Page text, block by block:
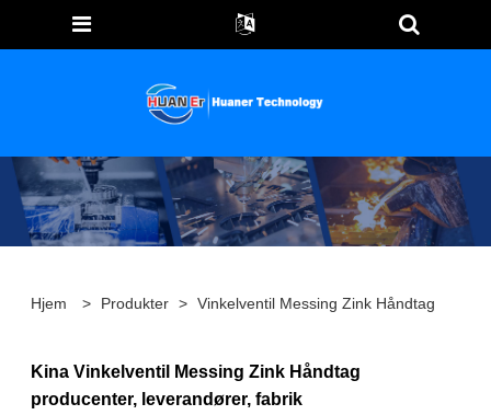
Hjem > Produkter > Vinkelventil Messing Zink Håndtag
Kina Vinkelventil Messing Zink Håndtag
producenter, leverandører, fabrik